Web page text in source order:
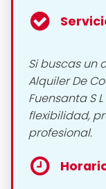
Si buscas un
Alquiler De
Fuensanta S
flexibilidad,
profesional.